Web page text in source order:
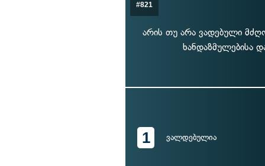
#821
არის თუ არა ვადებული
ხანდაზმულებისა
1 ვალდებულია